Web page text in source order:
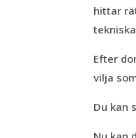
hittar
Efter
vilja
Du kan